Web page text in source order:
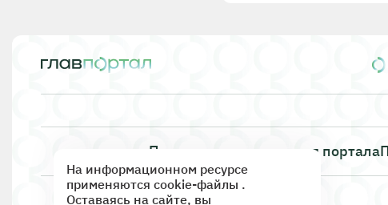
На информационном ресурсе
применяются cookie-файлы .
Оставаясь на сайте, вы
Правила использования портала